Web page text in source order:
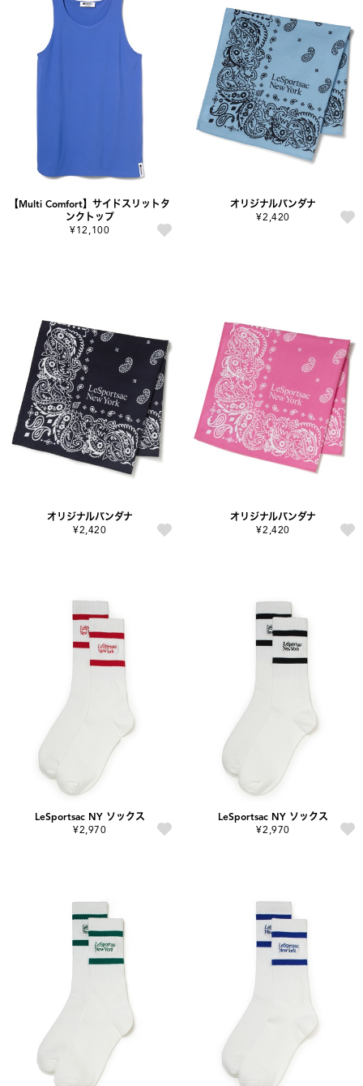
【Multi Comfort】サイドスリットタ
ンクトップ
¥12,100
オリジナルバンダナ
¥2,420
オリジナルバンダナ
¥2,420
オリジナルバンダナ
¥2,420
LeSportsac NY ソックス
¥2,970
LeSportsac NY ソックス
¥2,970